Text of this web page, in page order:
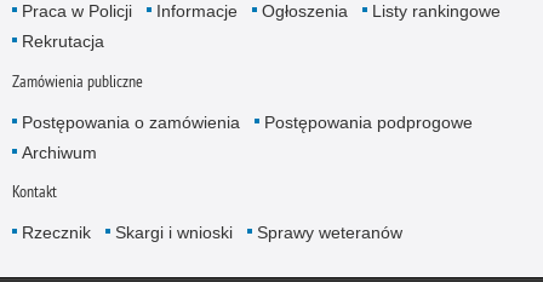
Praca w Policji Informacje Ogłoszenia
Listy rankingowe
Rekrutacja
Zamówienia publiczne
Postępowania o zamówienia
Postępowania podprogowe
Archiwum
Kontakt
Rzecznik Skargi i wnioski Sprawy weteranów